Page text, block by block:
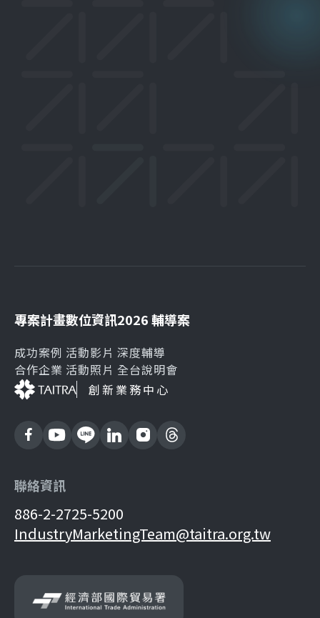
專案計畫
成功案例
合作企業
數位資訊
活動影片
活動照片
2026 輔導案
深度輔導
全台說明會
創新業務中心
聯絡資訊
886-2-2725-5200
IndustryMarketingTeam@taitra.org.tw